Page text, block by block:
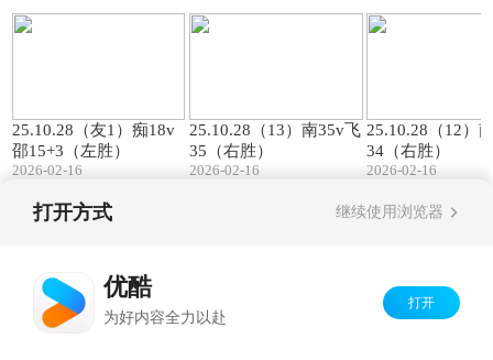
25.10.28（友1）痴18v
邵15+3（左胜）
2026-02-16
25.10.28（13）南35v飞
35（右胜）
2026-02-16
25.10.28（12）
34（右胜）
2026-02-16
打开方式 继续使用浏览器
优酷
为好内容全力以赴
打开